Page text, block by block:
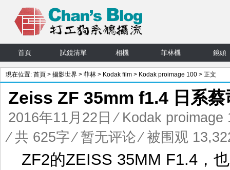
首頁 試鏡清單 相機 菲林機 鏡頭
現在位置: 首頁 > 攝影世界 > 菲林 > Kodak film > Kodak proimage 100 > 正文
Zeiss ZF 35mm f1.4 日系蔡
2016年11月22日 ⁄ Kodak proimage
⁄ 共 625字⁄暂无评论⁄ 被围观
ZF2的ZEISS 35MM F1.4，